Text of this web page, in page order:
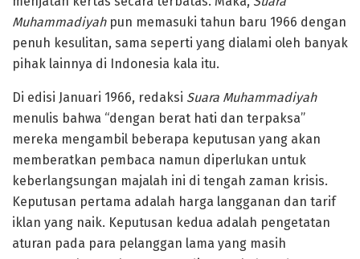
Muhammadiyahpun memasuki tahun baru 1966 dengan
penuh kesulitan, sama seperti yang dialami oleh banyak
pihak lainnya di Indonesia kala itu.
Di edisi Januari 1966, redaksi Suara Muhammadiyah
menulis bahwa “dengan berat hati dan terpaksa”
mereka mengambil beberapa keputusan yang akan
memberatkan pembaca namun diperlukan untuk
keberlangsungan majalah ini di tengah zaman krisis.
Keputusan pertama adalah harga langganan dan tarif
iklan yang naik. Keputusan kedua adalah pengetatan
aturan pada para pelanggan lama yang masih